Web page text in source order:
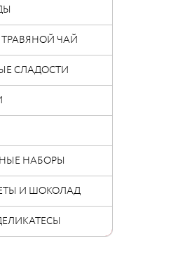
ТРАВЯНОЙ ЧАЙ
СЛАДОСТИ
НАБОРЫ
И ШОКОЛАД